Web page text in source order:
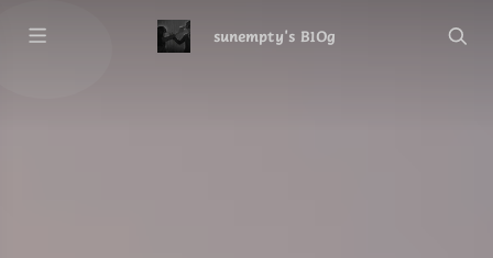
sunempty's B1Og